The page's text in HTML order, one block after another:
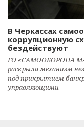
В Черкассах
коррупционную
бездействуют
ГО «САМООБОРОНА
раскрыла механизм
под прикрытием
управляющими